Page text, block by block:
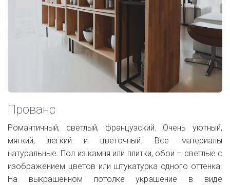
Прованс
Романтичный, светлый, французский. Очень уютный,
мягкий, легкий и цветочный. Все материалы
натуральные. Пол из камня или плитки, обои – светлые с
изображением цветов или штукатурка одного оттенка.
На выкрашенном потолке ­украшение в виде